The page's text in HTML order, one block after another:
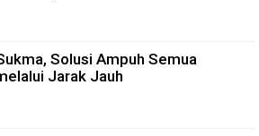
Solusi Ampuh Semua
Jarak Jauh